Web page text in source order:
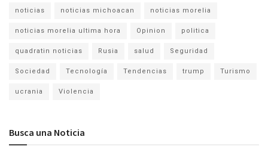
noticias noticias michoacan noticias morelia
noticias morelia ultima hora Opinion politica
quadratin noticias Rusia salud Seguridad
Sociedad Tecnología Tendencias trump Turismo
ucrania Violencia
Busca una Noticia